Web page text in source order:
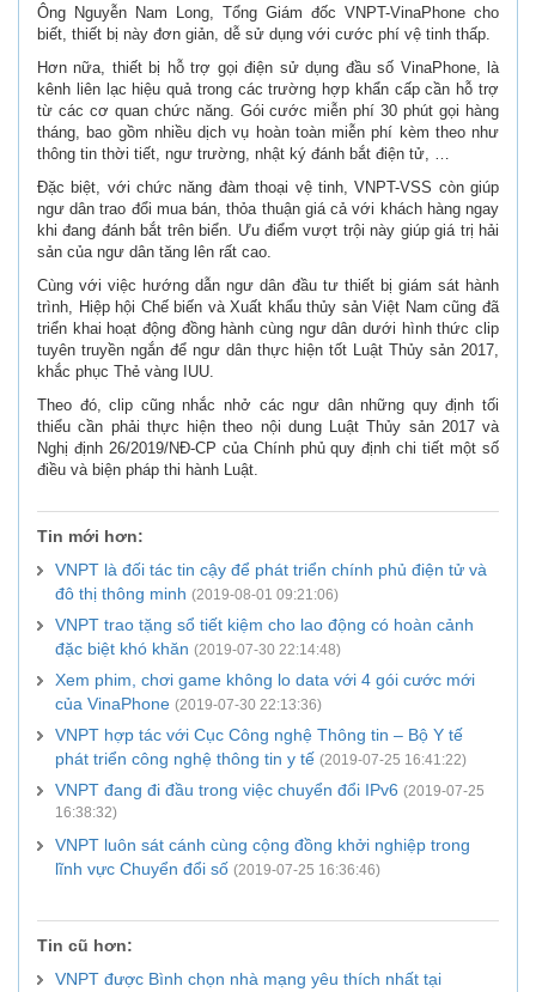
Ông Nguyễn Nam Long, Tổng Giám đốc VNPT-VinaPhone cho
biết, thiết bị này đơn giản, dễ sử dụng với cước phí vệ tinh thấp.
Hơn nữa, thiết bị hỗ trợ gọi điện sử dụng đầu số VinaPhone, là
kênh liên lạc hiệu quả trong các trường hợp khẩn cấp cần hỗ trợ
từ các cơ quan chức năng. Gói cước miễn phí 30 phút gọi hàng
tháng, bao gồm nhiều dịch vụ hoàn toàn miễn phí kèm theo như
thông tin thời tiết, ngư trường, nhật ký đánh bắt điện tử, …
Đặc biệt, với chức năng đàm thoại vệ tinh, VNPT-VSS còn giúp
ngư dân trao đổi mua bán, thỏa thuận giá cả với khách hàng ngay
khi đang đánh bắt trên biển. Ưu điểm vượt trội này giúp giá trị hải
sản của ngư dân tăng lên rất cao.
Cùng với việc hướng dẫn ngư dân đầu tư thiết bị giám sát hành
trình, Hiệp hội Chế biến và Xuất khẩu thủy sản Việt Nam cũng đã
triển khai hoạt động đồng hành cùng ngư dân dưới hình thức clip
tuyên truyền ngắn để ngư dân thực hiện tốt Luật Thủy sản 2017,
khắc phục Thẻ vàng IUU.
Theo đó, clip cũng nhắc nhở các ngư dân những quy định tối
thiểu cần phải thực hiện theo nội dung Luật Thủy sản 2017 và
Nghị định 26/2019/NĐ-CP của Chính phủ quy định chi tiết một số
điều và biện pháp thi hành Luật.
Tin mới hơn:
VNPT là đối tác tin cậy để phát triển chính phủ điện tử và
đô thị thông minh (2019-08-01 09:21:06)
VNPT trao tặng sổ tiết kiệm cho lao động có hoàn cảnh
đặc biệt khó khăn (2019-07-30 22:14:48)
Xem phim, chơi game không lo data với 4 gói cước mới
của VinaPhone (2019-07-30 22:13:36)
VNPT hợp tác với Cục Công nghệ Thông tin – Bộ Y tế
phát triển công nghệ thông tin y tế (2019-07-25 16:41:22)
VNPT đang đi đầu trong việc chuyển đổi IPv6 (2019-07-25
16:38:32)
VNPT luôn sát cánh cùng cộng đồng khởi nghiệp trong
lĩnh vực Chuyển đổi số (2019-07-25 16:36:46)
Tin cũ hơn:
VNPT được Bình chọn nhà mạng yêu thích nhất tại